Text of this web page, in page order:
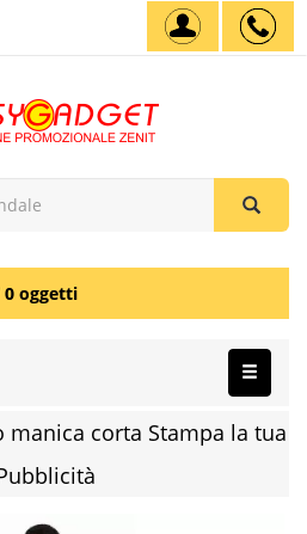
0 oggetti
manica corta Stampa la tua